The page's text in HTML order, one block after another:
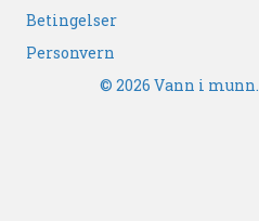
Betingelser
Personvern
© 2026 Vann i munn.